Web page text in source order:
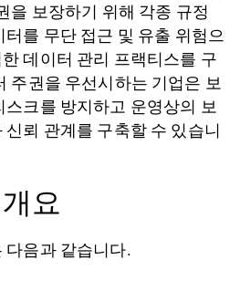
을 보장하기 위해 각종 규정
를 무단 접근 및 유출 위험으
데이터 관리 프랙티스를 구
주권을 우선시하는 기업은 보
크를 방지하고 운영상의 보
뢰 관계를 구축할 수 있습니
요
다음과 같습니다.